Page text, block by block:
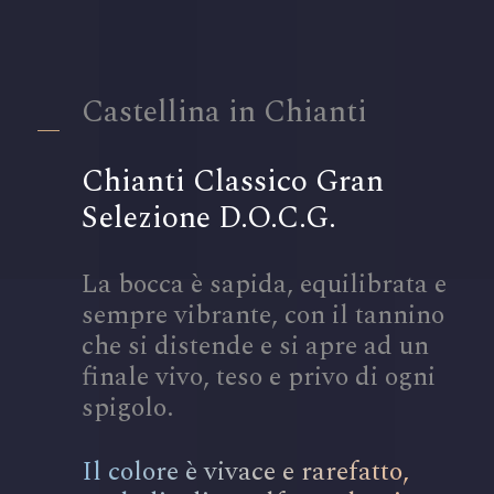
Castellina in Chianti
Chianti Classico Gran
Selezione D.O.C.G.
La bocca è sapida, equilibrata e
sempre vibrante, con il tannino
che si distende e si apre ad un
finale vivo, teso e privo di ogni
spigolo.
Il colore è vivace e rarefatto,